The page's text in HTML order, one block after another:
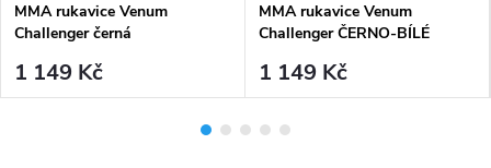
MMA rukavice Venum
Challenger černá
1 149 Kč
MMA rukavice Venum
Challenger ČERNO-BÍLÉ
1 149 Kč